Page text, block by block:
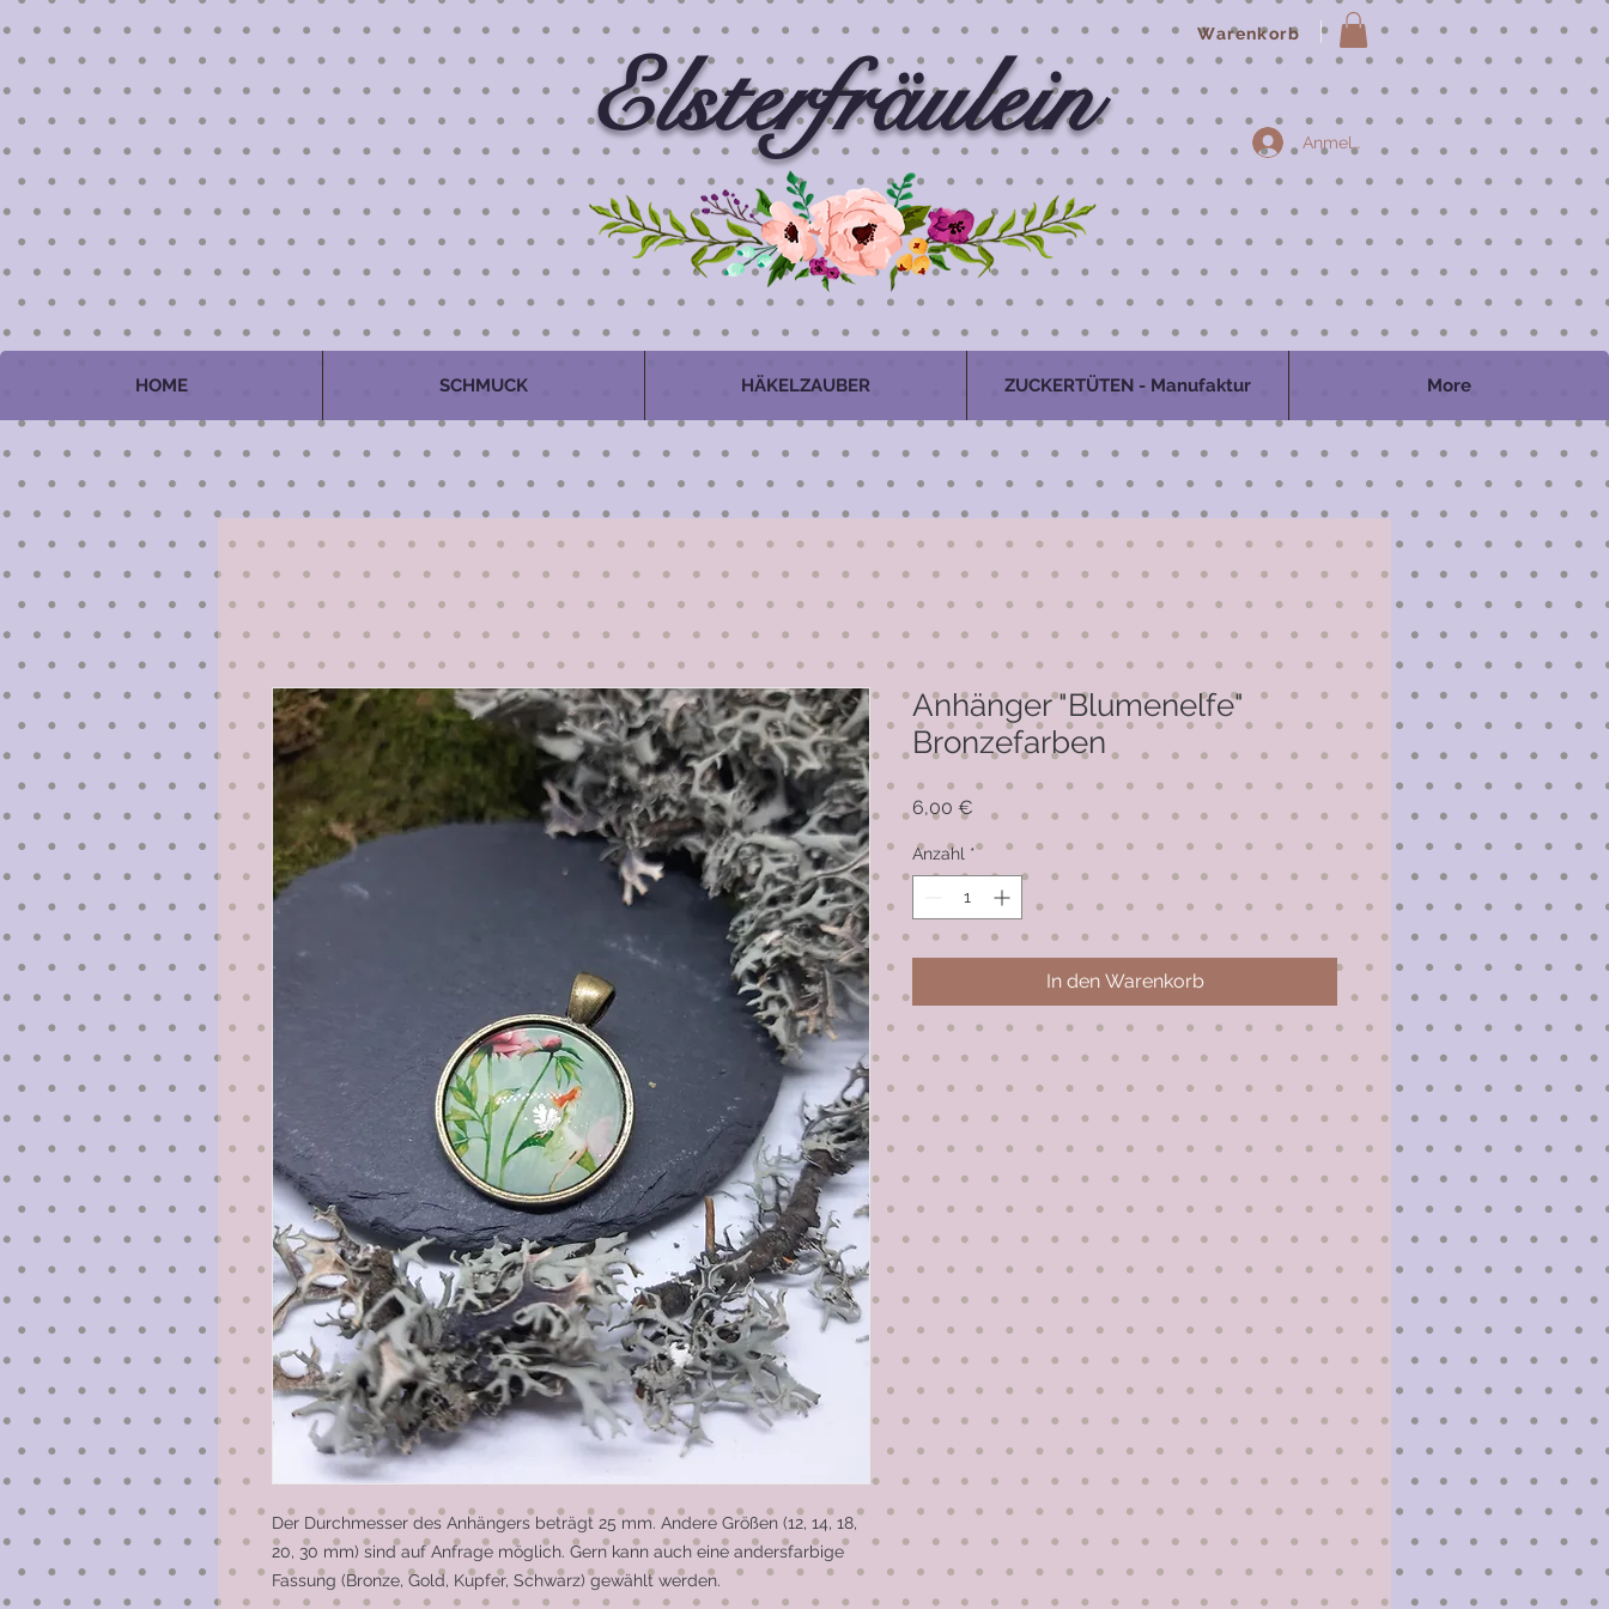
Warenkorb
Elsterfräulein
HOME SCHMUCK HÄKELZAUBER ZUCKERTÜTEN - Manufaktur More
Anmelden
Der Durchmesser des Anhängers beträgt 25 mm. Andere Größen (12, 14, 18,
20, 30 mm) sind auf Anfrage möglich. Gern kann auch eine andersfarbige
Fassung (Bronze, Gold, Kupfer, Schwarz) gewählt werden.
Anhänger "Blumenelfe"
Bronzefarben
6,00 €
Anzahl *
In den Warenkorb